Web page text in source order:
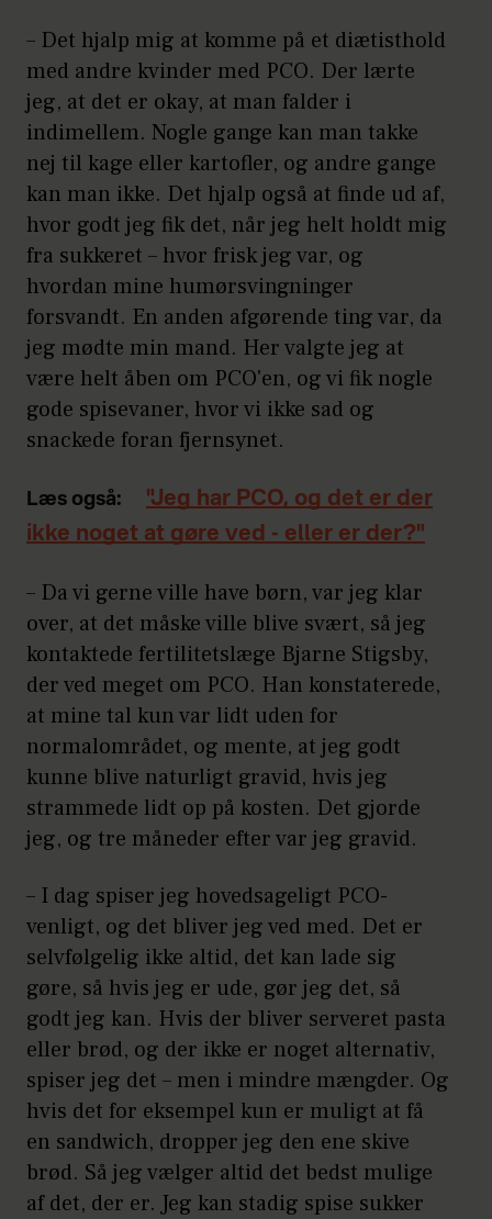
– Det hjalp mig at komme på et diætisthold
med andre kvinder med PCO. Der lærte
jeg, at det er okay, at man falder i
indimellem. Nogle gange kan man takke
nej til kage eller kartofler, og andre gange
kan man ikke. Det hjalp også at finde ud af,
hvor godt jeg fik det, når jeg helt holdt mig
fra sukkeret – hvor frisk jeg var, og
hvordan mine humørsvingninger
forsvandt. En anden afgørende ting var, da
jeg mødte min mand. Her valgte jeg at
være helt åben om PCO'en, og vi fik nogle
gode spisevaner, hvor vi ikke sad og
snackede foran fjernsynet.
Læs også:
"Jeg har PCO, og det er der
ikke noget at gøre ved - eller er der?"
– Da vi gerne ville have børn, var jeg klar
over, at det måske ville blive svært, så jeg
kontaktede fertilitetslæge Bjarne Stigsby,
der ved meget om PCO. Han konstaterede,
at mine tal kun var lidt uden for
normalområdet, og mente, at jeg godt
kunne blive naturligt gravid, hvis jeg
strammede lidt op på kosten. Det gjorde
jeg, og tre måneder efter var jeg gravid.
– I dag spiser jeg hovedsageligt PCO-
venligt, og det bliver jeg ved med. Det er
selvfølgelig ikke altid, det kan lade sig
gøre, så hvis jeg er ude, gør jeg det, så
godt jeg kan. Hvis der bliver serveret pasta
eller brød, og der ikke er noget alternativ,
spiser jeg det – men i mindre mængder. Og
hvis det for eksempel kun er muligt at få
en sandwich, dropper jeg den ene skive
brød. Så jeg vælger altid det bedst mulige
af det, der er. Jeg kan stadig spise sukker